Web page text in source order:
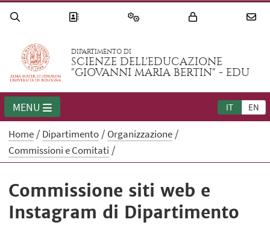
DIPARTIMENTO DI
SCIENZE DELL'EDUCAZIONE
"GIOVANNI MARIA BERTIN" - EDU
IT EN
MENU
Home Dipartimento
Organizzazione
Commissioni e Comitati
Commissione siti web e
Instagram di Dipartimento